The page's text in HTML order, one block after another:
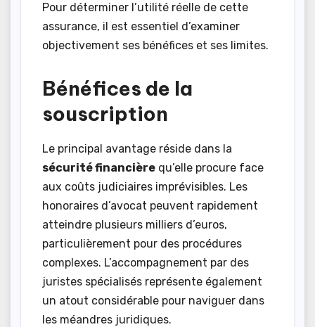
Pour déterminer l’utilité réelle de cette
assurance, il est essentiel d’examiner
objectivement ses bénéfices et ses limites.
Bénéfices de la
souscription
Le principal avantage réside dans la
sécurité financière qu’elle procure face
aux coûts judiciaires imprévisibles. Les
honoraires d’avocat peuvent rapidement
atteindre plusieurs milliers d’euros,
particulièrement pour des procédures
complexes. L’accompagnement par des
juristes spécialisés représente également
un atout considérable pour naviguer dans
les méandres juridiques.